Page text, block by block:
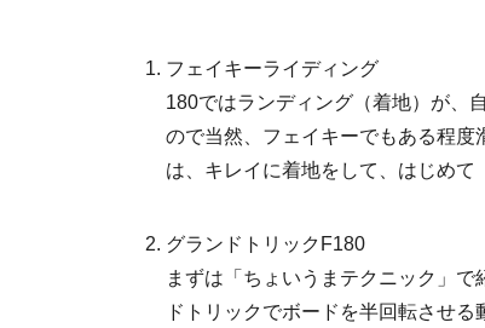
フェイキーライディング
180ではランディング（着地）が、
ので当然、フェイキーでもある程度
は、キレイに着地をして、はじめて
グランドトリックF180
まずは「ちょいうまテクニック」で
ドトリックでボードを半回転させ